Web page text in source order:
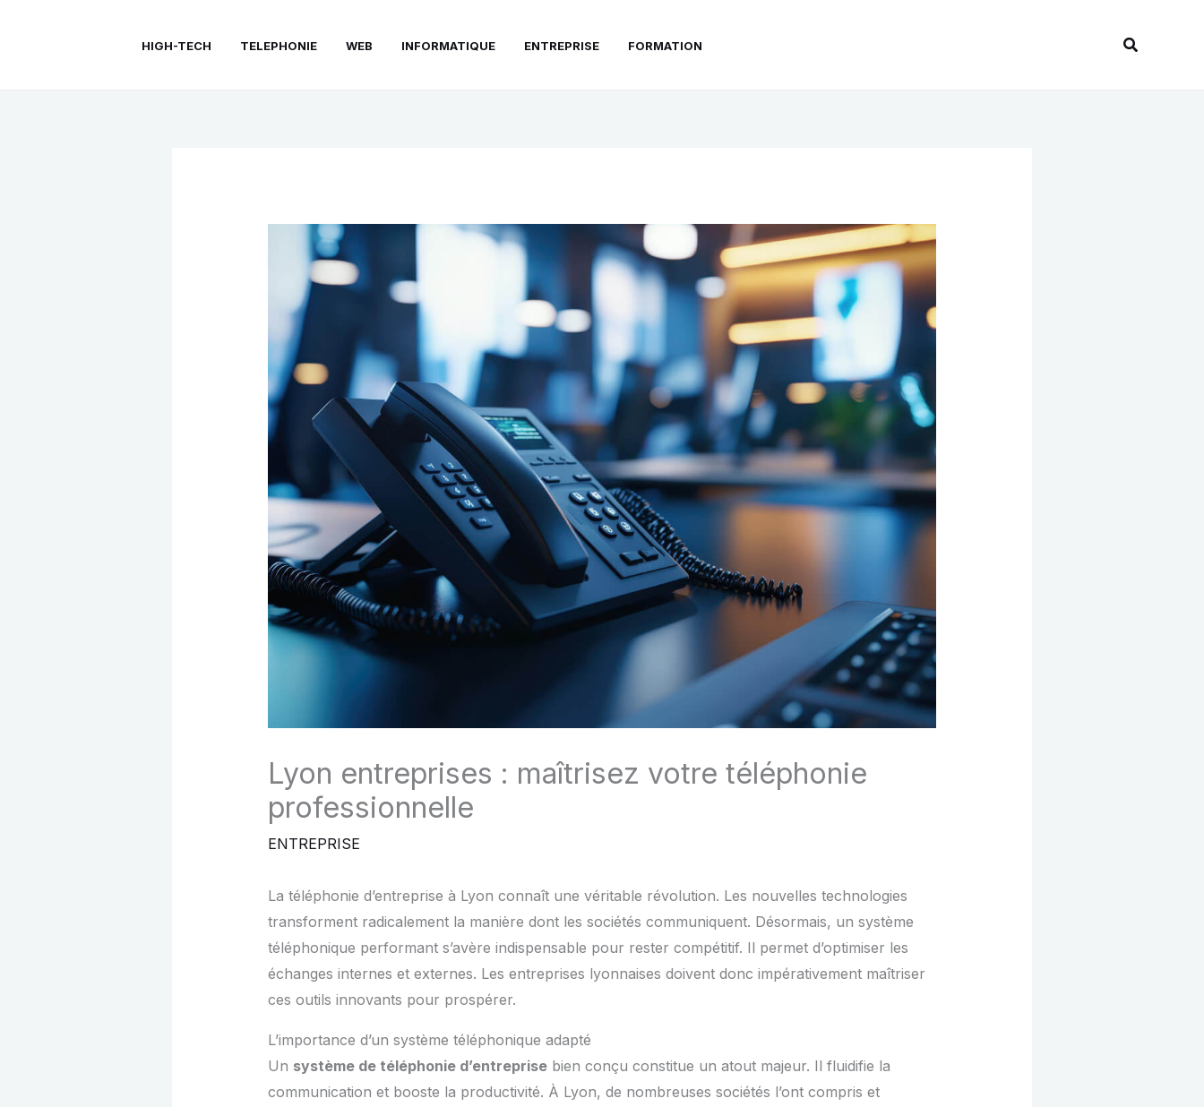
HIGH-TECH TELEPHONIE WEB INFORMATIQUE ENTREPRISE FORMATION
Lyon entreprises : maîtrisez votre téléphonie
professionnelle
ENTREPRISE
La téléphonie d’entreprise à Lyon connaît une véritable révolution. Les nouvelles technologies
transforment radicalement la manière dont les sociétés communiquent. Désormais, un système
téléphonique performant s’avère indispensable pour rester compétitif. Il permet d’optimiser les
échanges internes et externes. Les entreprises lyonnaises doivent donc impérativement maîtriser
ces outils innovants pour prospérer.
L’importance d’un système téléphonique adapté
Un système de téléphonie d’entreprisebien conçu constitue un atout majeur. Il fluidifie la
communication et booste la productivité. À Lyon, de nombreuses sociétés l’ont compris et